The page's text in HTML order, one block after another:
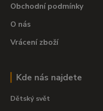
Obchodní podmínky
O nás
Vrácení zboží
Kde nás najdete
Dětský svět